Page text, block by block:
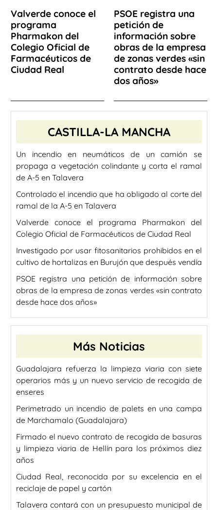
Valverde conoce el
programa
Pharmakon del
Colegio Oficial de
Farmacéuticos de
Ciudad Real
PSOE registra una
petición de
información sobre
obras de la empresa
de zonas verdes «sin
contrato desde hace
dos años»
CASTILLA-LA MANCHA
Un incendio en neumáticos de un camión se
propaga a vegetación colindante y corta el ramal
de A-5 en Talavera
Controlado el incendio que ha obligado al corte del
ramal de la A-5 en Talavera
Valverde conoce el programa Pharmakon del
Colegio Oficial de Farmacéuticos de Ciudad Real
Investigado por usar fitosanitarios prohibidos en el
cultivo de hortalizas en Burujón que después vendía
PSOE registra una petición de información sobre
obras de la empresa de zonas verdes «sin contrato
desde hace dos años»
Más Noticias
Guadalajara refuerza la limpieza viaria con siete
operarios más y un nuevo servicio de recogida de
enseres
Perimetrado un incendio de palets en una campa
de Marchamalo (Guadalajara)
Firmado el nuevo contrato de recogida de basuras
y limpieza viaria de Hellín para los próximos diez
años
Ciudad Real, reconocida por su excelencia en el
reciclaje de papel y cartón
Talavera contará con un presupuesto municipal de